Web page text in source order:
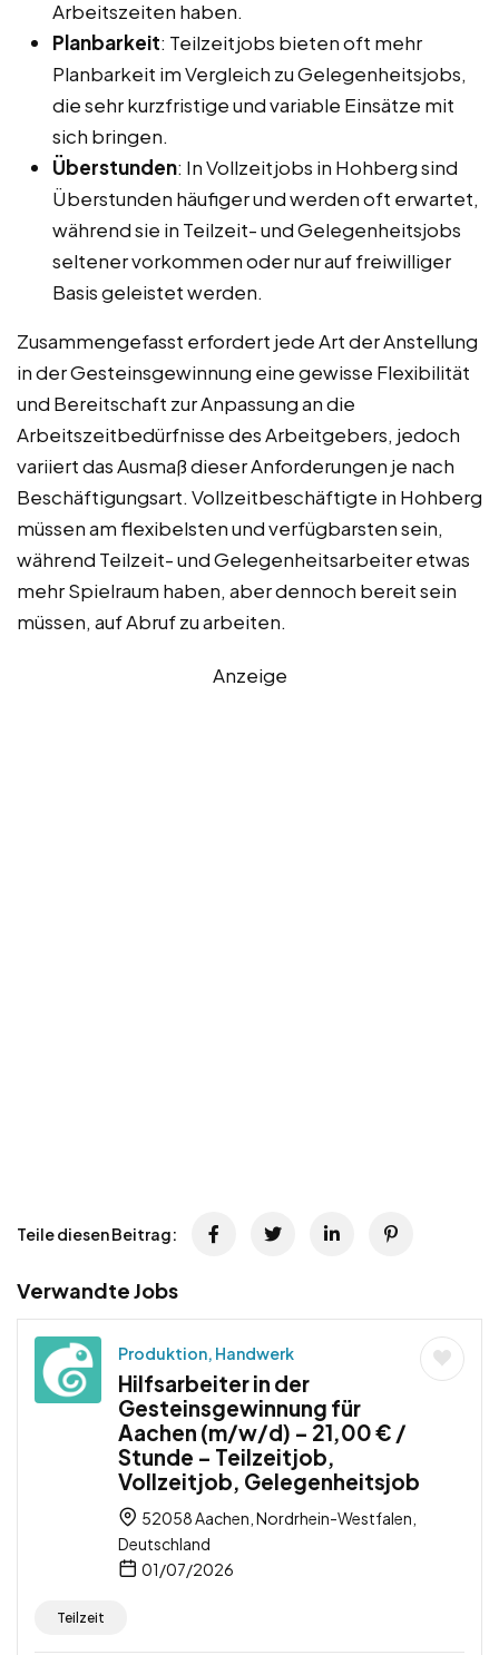
Arbeitszeiten haben.
Planbarkeit: Teilzeitjobs bieten oft mehr
Planbarkeit im Vergleich zu Gelegenheitsjobs,
die sehr kurzfristige und variable Einsätze mit
sich bringen.
Überstunden: In Vollzeitjobs in Hohberg sind
Überstunden häufiger und werden oft erwartet,
während sie in Teilzeit- und Gelegenheitsjobs
seltener vorkommen oder nur auf freiwilliger
Basis geleistet werden.
Zusammengefasst erfordert jede Art der Anstellung
in der Gesteinsgewinnung eine gewisse Flexibilität
und Bereitschaft zur Anpassung an die
Arbeitszeitbedürfnisse des Arbeitgebers, jedoch
variiert das Ausmaß dieser Anforderungen je nach
Beschäftigungsart. Vollzeitbeschäftigte in Hohberg
müssen am flexibelsten und verfügbarsten sein,
während Teilzeit- und Gelegenheitsarbeiter etwas
mehr Spielraum haben, aber dennoch bereit sein
müssen, auf Abruf zu arbeiten.
Anzeige
Teile diesen Beitrag:
Verwandte Jobs
Produktion, Handwerk
Hilfsarbeiter in der
Gesteinsgewinnung für
Aachen (m/w/d) – 21,00 € /
Stunde – Teilzeitjob,
Vollzeitjob, Gelegenheitsjob
52058 Aachen, Nordrhein-Westfalen,
Deutschland
01/07/2026
Teilzeit